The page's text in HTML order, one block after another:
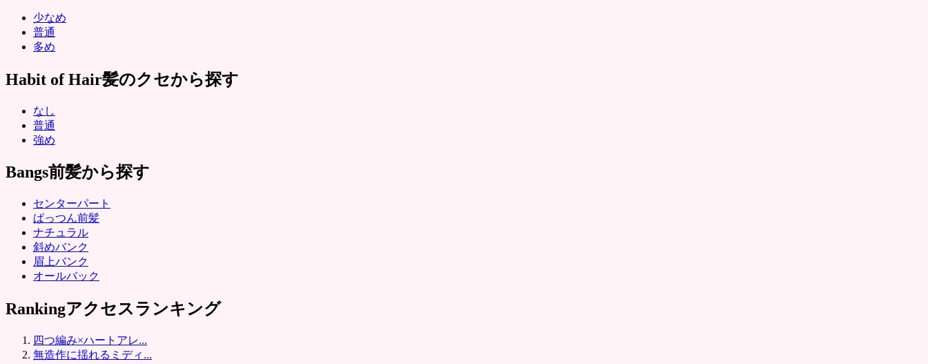
少なめ
普通
多め
Habit of Hair髪のクセから探す
なし
普通
強め
Bangs前髪から探す
センターパート
ぱっつん前髪
ナチュラル
斜めバンク
眉上バンク
オールバック
Rankingアクセスランキング
四つ編み×ハートアレ...
無造作に揺れるミディ...